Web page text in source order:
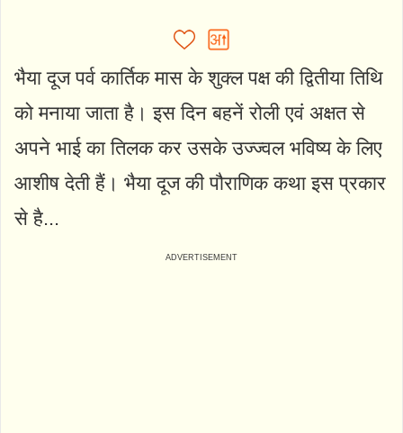
भैया दूज पर्व कार्तिक मास के शुक्ल पक्ष की द्वितीया तिथि
को मनाया जाता है। इस दिन बहनें रोली एवं अक्षत से
अपने भाई का तिलक कर उसके उज्ज्वल भविष्य के लिए
आशीष देती हैं। भैया दूज की पौराणिक कथा इस प्रकार
से है...